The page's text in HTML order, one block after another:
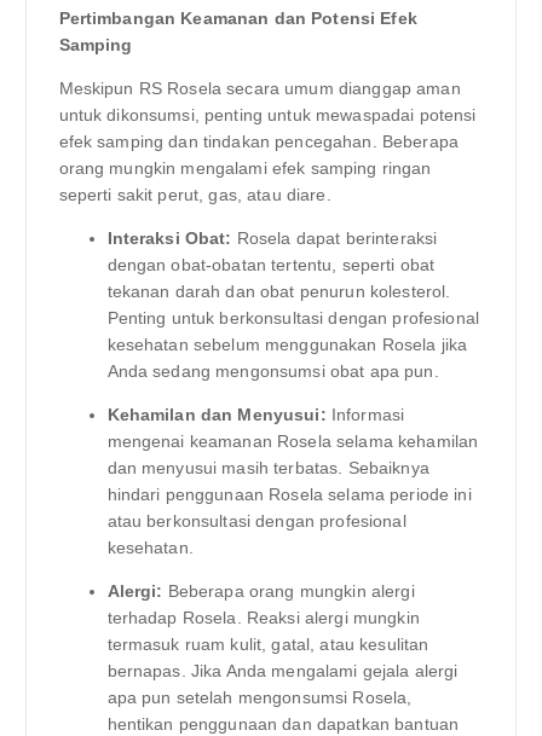
Pertimbangan Keamanan dan Potensi Efek
Samping
Meskipun RS Rosela secara umum dianggap aman
untuk dikonsumsi, penting untuk mewaspadai potensi
efek samping dan tindakan pencegahan. Beberapa
orang mungkin mengalami efek samping ringan
seperti sakit perut, gas, atau diare.
Interaksi Obat: Rosela dapat berinteraksi
dengan obat-obatan tertentu, seperti obat
tekanan darah dan obat penurun kolesterol.
Penting untuk berkonsultasi dengan profesional
kesehatan sebelum menggunakan Rosela jika
Anda sedang mengonsumsi obat apa pun.
Kehamilan dan Menyusui: Informasi
mengenai keamanan Rosela selama kehamilan
dan menyusui masih terbatas. Sebaiknya
hindari penggunaan Rosela selama periode ini
atau berkonsultasi dengan profesional
kesehatan.
Alergi: Beberapa orang mungkin alergi
terhadap Rosela. Reaksi alergi mungkin
termasuk ruam kulit, gatal, atau kesulitan
bernapas. Jika Anda mengalami gejala alergi
apa pun setelah mengonsumsi Rosela,
hentikan penggunaan dan dapatkan bantuan